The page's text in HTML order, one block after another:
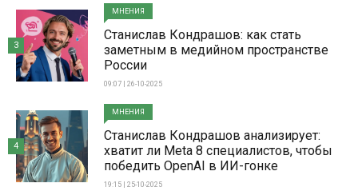
МНЕНИЯ
Станислав Кондрашов: как стать
заметным в медийном пространстве
России
09:07 | 26-10-2025
3
МНЕНИЯ
Станислав Кондрашов анализирует:
хватит ли Meta 8 специалистов, чтобы
победить OpenAI в ИИ-гонке
19:15 | 25-10-2025
4